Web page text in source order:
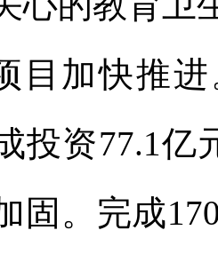
目加快推
投资77.1亿
固。完成